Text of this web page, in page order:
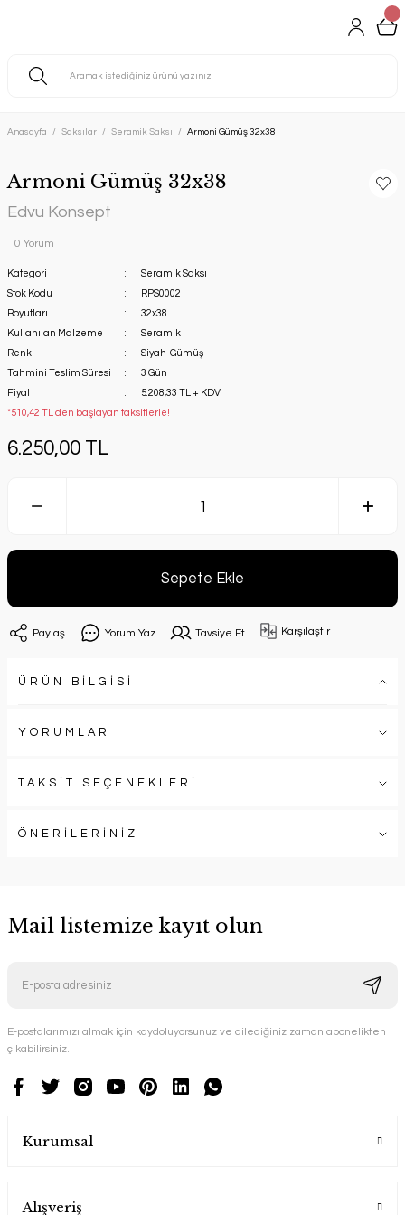
Anasayfa Saksılar Seramik Saksı Armoni Gümüş 32x38
Armoni Gümüş 32x38
Edvu Konsept
0 Yorum
Kategori
Seramik Saksı
Stok Kodu
RPS0002
Boyutları
32x38
Kullanılan Malzeme
Seramik
Renk
Siyah-Gümüş
Tahmini Teslim Süresi
3 Gün
Fiyat
5.208,33 TL + KDV
*510,42 TL den başlayan taksitlerle!
6.250,00 TL
Sepete Ekle
Paylaş Yorum Yaz Tavsiye Et Karşılaştır
ÜRÜN BİLGİSİ
YORUMLAR
TAKSİT SEÇENEKLERİ
ÖNERİLERİNİZ
Mail listemize kayıt olun
E-postalarımızı almak için kaydoluyorsunuz ve dilediğiniz zaman abonelikten
çıkabilirsiniz.
Kurumsal
Alışveriş